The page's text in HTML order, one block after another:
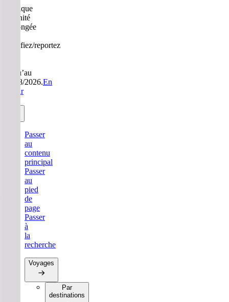
Politique
Sérénité
prolongée
modifiez/reportez
jusqu’au
31/08/2026.En
savoir
Passer
au
contenu
principal
Passer
au
pied
de
page
Passer
à
la
recherche
Voyages
Par
destinations